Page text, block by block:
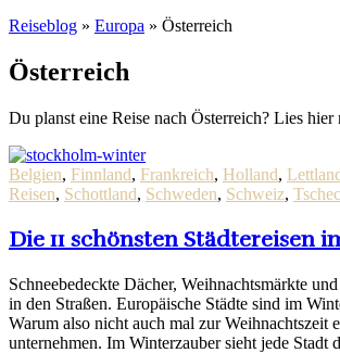
Reiseblog » Europa » Österreich
Österreich
Du planst eine Reise nach Österreich? Lies hier
Belgien, Finnland, Frankreich, Holland,
Reisen, Schottland, Schweden, Schweiz,
Die 11 schönsten Städtereisen
Schneebedeckte Dächer, Weihnachtsmärkte
in den Straßen. Europäische Städte sind im
Warum also nicht auch mal zur Weihnachtszeit
unternehmen. Im Winterzauber sieht jede Stadt